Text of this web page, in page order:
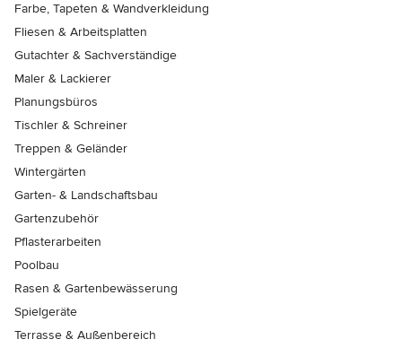
Farbe, Tapeten & Wandverkleidung
Fliesen & Arbeitsplatten
Gutachter & Sachverständige
Maler & Lackierer
Planungsbüros
Tischler & Schreiner
Treppen & Geländer
Wintergärten
Garten- & Landschaftsbau
Gartenzubehör
Pflasterarbeiten
Poolbau
Rasen & Gartenbewässerung
Spielgeräte
Terrasse & Außenbereich